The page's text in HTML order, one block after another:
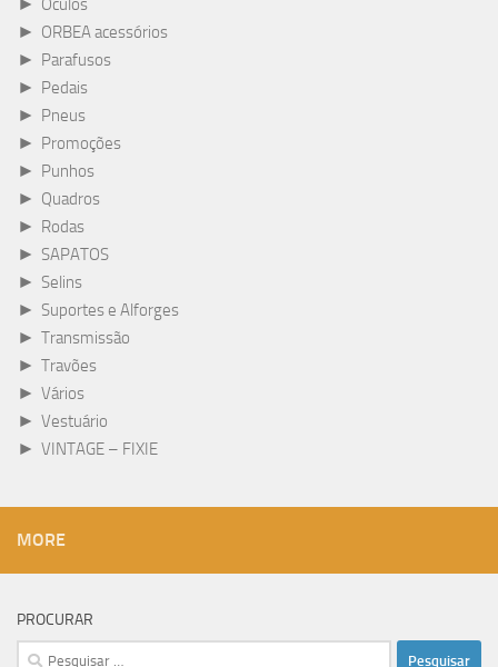
Óculos
► ORBEA acessórios
► Parafusos
► Pedais
► Pneus
► Promoções
► Punhos
► Quadros
► Rodas
► SAPATOS
► Selins
► Suportes e Alforges
► Transmissão
► Travões
► Vários
► Vestuário
► VINTAGE – FIXIE
MORE
PROCURAR
Pesquisar